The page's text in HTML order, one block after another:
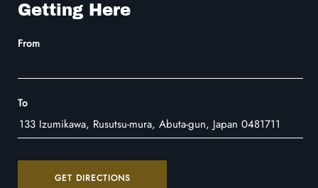
Getting Here
From
To
GET DIRECTIONS